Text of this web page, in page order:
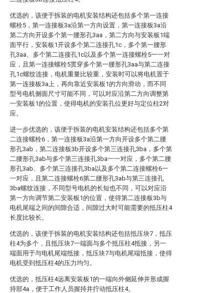
优选的，该便于拆装的电机安装结构还包括多个第一连接
螺栓5，第一连接板3a沿第一方向设置，第一连接板3a沿
第二方向开设多个第一腰形孔3aa，第二方向与安装板1端
面平行，安装板1开设多个第二连接孔1c，多个第一腰形
孔3aa、多个第二连接孔1c以及多个第一连接螺栓5一一对
应，且第一连接螺栓5贯穿多个第一腰形孔3aa与第二连接
孔1c螺纹连接，电机重量比较重，安装时可以将电机置于
第一连接板3a上，再向靠近安装板1的方向滑动，而不同
型号电机侧面尺寸可能不同，可以对应沿第二方向调整第
一安装板1的位置，使得电机的安装孔位更好与定位柱2对
应。
进一步优选的，该便于拆装的电机安装结构还包括多个第
二连接螺栓6，第一连接板3a沿第一方向开设多个第二腰
形孔3ab，第二连接板3b开设多个第三连接孔3ba，多个第
二腰形孔3ab与多个第三连接孔3ba一一对应，多个第二腰
形孔3ab、多个第三连接孔3ba以及多个第二连接螺栓6一
一对应，且第二连接螺栓6第二腰形孔3ab与第三连接孔
3ba螺纹连接，不同型号电机的长短也不同，可以对应沿
第一方向调节第二安装板1的位置，使得第二连接板3b与
电机尾端之间的间隙合适，间隙过大时可能需要的抵压柱4
长度比较长。
优选的，该便于拆装的电机安装结构还包括抵压块7，抵压
柱4为多个，且抵压块7一端面与多个抵压柱4抵接，另一
端面用于与电机尾端抵接，抵压块7与电机尾端抵接，使得
电机受到抵压柱4的压力均匀。
优选的，抵压柱4远离安装板1的一端向外侧延伸并形成握
持部4a，便于工作人员握持并拧动抵压柱4。